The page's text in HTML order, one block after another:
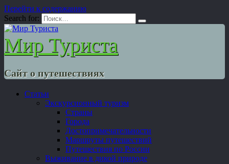
Перейти к содержанию
Search for:
Мир Туриста
Сайт о путешествиях
Статьи
Экскурсионный туризм
Страны
Города
Достопримечательности
Маршруты путешествий
Путешествия по России
Выживание в дикой природе